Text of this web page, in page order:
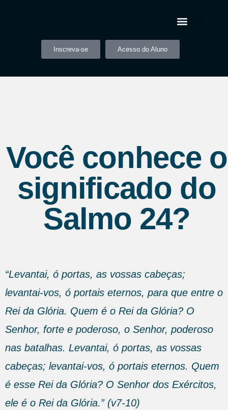
Inscreva-se Acesso do Aluno
Você conhece o
significado do
Salmo 24?
“Levantai, ó portas, as vossas cabeças;
levantai-vos, ó portais eternos, para que entre o
Rei da Glória. Quem é o Rei da Glória? O
Senhor, forte e poderoso, o Senhor, poderoso
nas batalhas. Levantai, ó portas, as vossas
cabeças; levantai-vos, ó portais eternos. Quem
é esse Rei da Glória? O Senhor dos Exércitos,
ele é o Rei da Glória.” (v7-10)